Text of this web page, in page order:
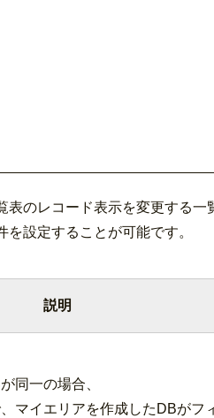
のレコード表示を変更する一
設定することが可能です。
説明
同一の場合、
マイエリアを作成したDBがフ